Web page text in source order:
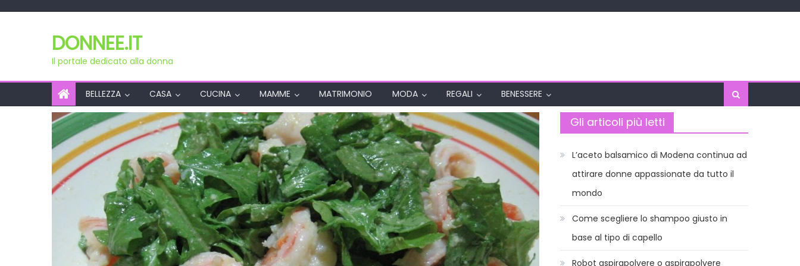
DONNEE.IT
Il portale dedicato alla donna
BELLEZZA CASA CUCINA MAMME MATRIMONIO MODA REGALI BENESSERE
Gli articoli più letti
L’aceto balsamico di Modena continua ad
attirare donne appassionate da tutto il
mondo
Come scegliere lo shampoo giusto in
base al tipo di capello
Robot aspirapolvere o aspirapolvere